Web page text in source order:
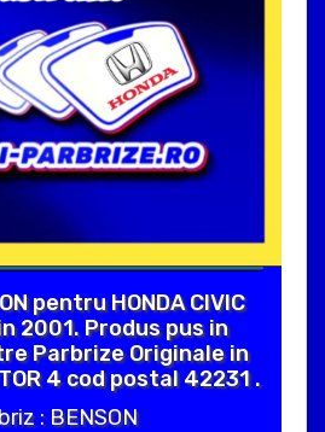
pentru HONDA CIVIC
2001. Produs pus in
Parbrize Originale in
4 cod postal 42231 .
: BENSON